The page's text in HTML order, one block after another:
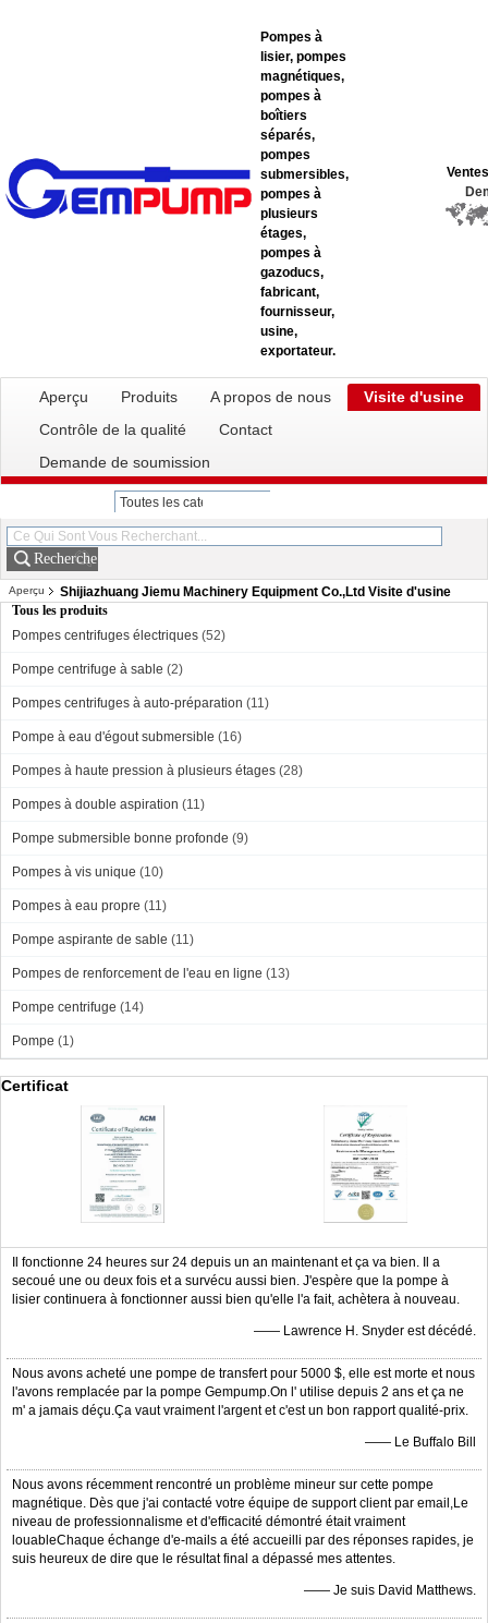
Pompes à
lisier, pompes
magnétiques,
pompes à
boîtiers
séparés,
pompes
submersibles,
pompes à
plusieurs
étages,
pompes à
gazoducs,
fabricant,
fournisseur,
usine,
exportateur.
Aperçu Produits A propos de nous
Visite d'usine
Contrôle de la qualité
Contact
Demande de soumission
Recherche
Aperçu
Shijiazhuang Jiemu Machinery Equipment Co.,Ltd Visite d'usine
Tous les produits
Pompes centrifuges électriques (52)
Pompe centrifuge à sable (2)
Pompes centrifuges à auto-préparation (11)
Pompe à eau d'égout submersible (16)
Pompes à haute pression à plusieurs étages (28)
Pompes à double aspiration (11)
Pompe submersible bonne profonde (9)
Pompes à vis unique (10)
Pompes à eau propre (11)
Pompe aspirante de sable (11)
Pompes de renforcement de l'eau en ligne (13)
Pompe centrifuge (14)
Pompe (1)
Certificat
Il fonctionne 24 heures sur 24 depuis un an maintenant et ça va bien. Il a
secoué une ou deux fois et a survécu aussi bien. J'espère que la pompe à
lisier continuera à fonctionner aussi bien qu'elle l'a fait, achètera à nouveau.
—— Lawrence H. Snyder est décédé.
Nous avons acheté une pompe de transfert pour 5000 $, elle est morte et nous
l'avons remplacée par la pompe Gempump.On l' utilise depuis 2 ans et ça ne
m' a jamais déçu.Ça vaut vraiment l'argent et c'est un bon rapport qualité-prix.
—— Le Buffalo Bill
Nous avons récemment rencontré un problème mineur sur cette pompe
magnétique. Dès que j'ai contacté votre équipe de support client par email,Le
niveau de professionnalisme et d'efficacité démontré était vraiment
louableChaque échange d'e-mails a été accueilli par des réponses rapides, je
suis heureux de dire que le résultat final a dépassé mes attentes.
—— Je suis David Matthews.